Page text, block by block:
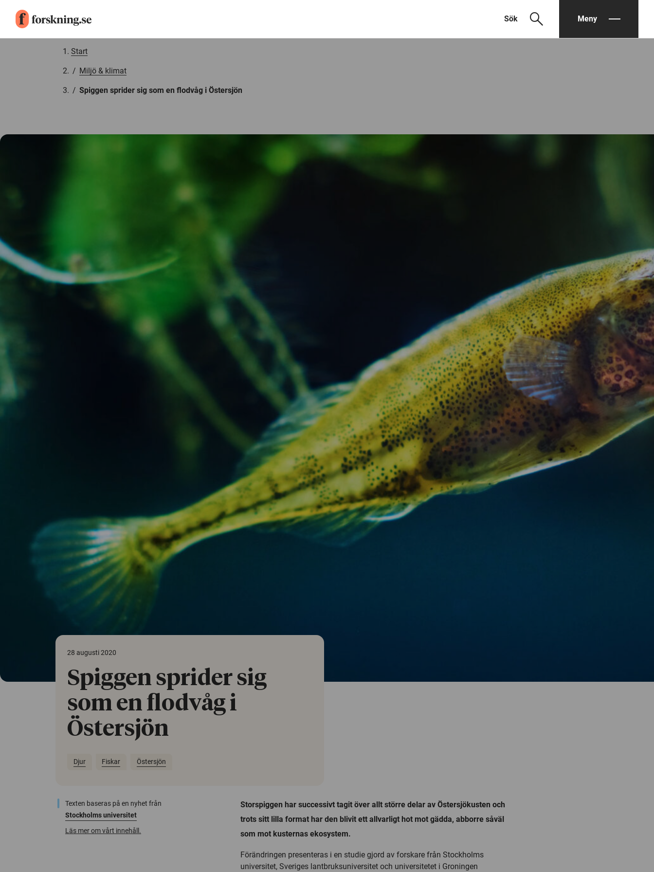
Sök search Meny
Start
/ Miljö & klimat
/ Spiggen sprider sig som en flodvåg i Östersjön
28 augusti 2020
Spiggen sprider sig
som en flodvåg i
Östersjön
Djur Fiskar Östersjön
Texten baseras på en nyhet från
Stockholms universitet
Läs mer om vårt innehåll.
Storspiggen har successivt tagit över allt större delar av Östersjökusten och
trots sitt lilla format har den blivit ett allvarligt hot mot gädda, abborre såväl
som mot kusternas ekosystem.
Förändringen presenteras i en studie gjord av forskare från Stockholms
universitet, Sveriges lantbruksuniversitet och universitetet i Groningen